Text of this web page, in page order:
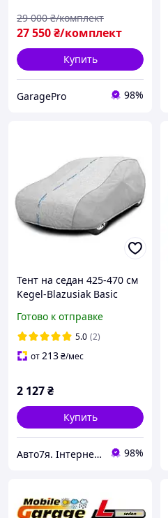
27 550₴/комплект
29 000 ₴/комплект
Купить
GaragePro 98%
Тент на седан 425-470 см
Kegel-Blazusiak Basic
241-3021
Готово к отправке
5.0 (2)
от213₴/мес
2 127₴
Купить
Авто7я. Інтернет магазин автотоварів avto7ya.com.ua 98%